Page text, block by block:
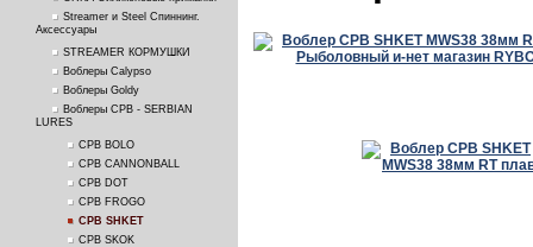
Streamer и Steel Спиннинг.
Аксессуары
STREAMER КОРМУШКИ
Воблеры Calypso
Воблеры Goldy
Воблеры СРВ - SERBIAN
LURES
CPB BOLO
CPB CANNONBALL
CPB DOT
CPB FROGO
CPB SHKET
CPB SKOK